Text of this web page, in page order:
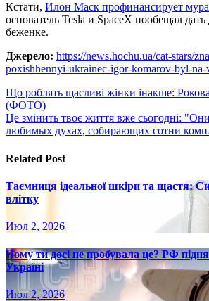
Кстати, Илон Маск профинансирует
основатель Tesla и SpaceX пообещал
беженке.
Джерело: https://news.hochu.ua/cat-stars/
poxishhennyi-ukrainec-igor-komarov-byl-
Навигация
по
записям
Що роблять щасливі жінки інакше:
(ФОТО)
Це змінить твоє життя вже сьогодні:
любимых духах, собирающих сотни
Related Post
Таємниця ідеальної шкіри та щастя:
влітку
Июл 2, 2026
Чому ти досі не пробувала це? РФ
Україні
Июл 2, 2026